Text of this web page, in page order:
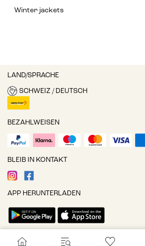
Winter jackets
LAND/SPRACHE
SCHWEIZ / DEUTSCH
BEZAHLWEISEN
BLEIB IN KONTAKT
APP HERUNTERLADEN